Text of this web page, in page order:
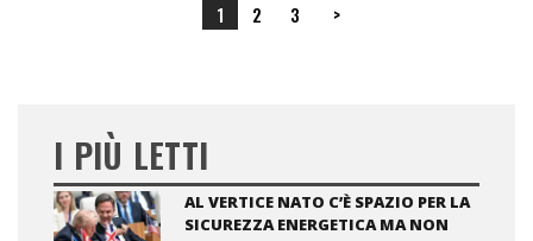
1 2 3 >
I PIÙ LETTI
AL VERTICE NATO C’È SPAZIO PER LA
SICUREZZA ENERGETICA MA NON